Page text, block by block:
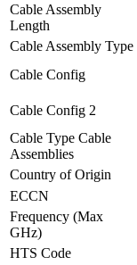
Cable Assembly
Length
Cable Assembly Type
Cable Config
Cable Config 2
Cable Type Cable
Assemblies
Country of Origin
ECCN
Frequency (Max
GHz)
HTS Code